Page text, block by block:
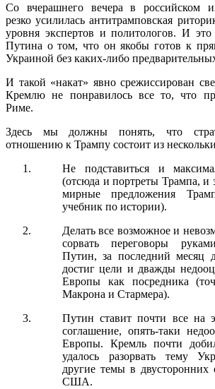
Со вчерашнего вечера в российском
резко усилилась антитрамповская
уровня экспертов и политологов. И
Путина о том, что он якобы готов к
Украиной без каких-либо
И такой «накат» явно срежиссирован
Кремлю не понравилось все то, что
Риме.
Здесь мы должны понять, что
отношению к Трампу состоит из
Не подставиться и
(отсюда и портреты Трампа, и
мирные предложения
учебник по истории).
Делать все возможное и
сорвать переговоры
Путин, за последний месяц
достиг цели и дважды
Европы как посредника
Макрона и Стармера).
Путин ставит почти все на
соглашение, опять-таки
Европы. Кремль почти
удалось разорвать тему
другие темы в двусторонних
США.